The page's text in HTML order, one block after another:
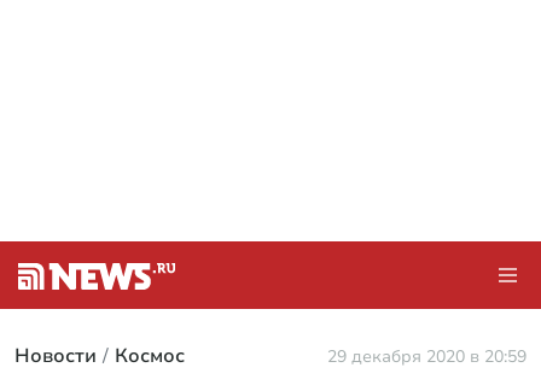
Новости Космос 29 декабря 2020 в 20:59